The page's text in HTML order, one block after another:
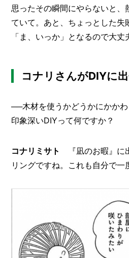
思ったその瞬間にやらないと、
ていて。あと、ちょっとした失
「ま、いっか」となるので大丈
コナリさんがDIYに
──木材を使うかどうかにかか
印象深いDIYって何ですか？
コナリミサト
『凪のお暇』に
リングですね。これも自分で一